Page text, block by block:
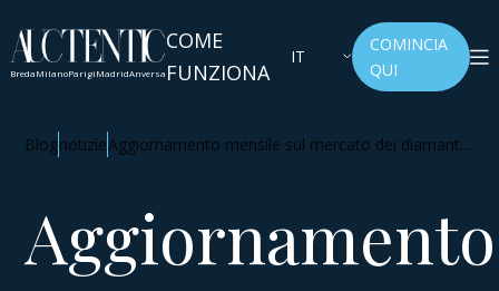
BredaMilanoParigiMadridAnversa
COME
FUNZIONA
IT
COMINCIA
QUI
BlognotizieAggiornamento mensile sul mercato dei diamanti -
Aggiornamento